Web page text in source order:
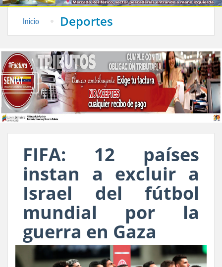
Inicio Deportes
FIFA: 12 países
instan a excluir a
Israel del fútbol
mundial por la
guerra en Gaza